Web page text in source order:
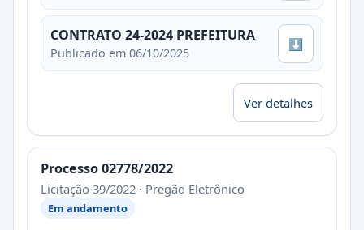
CONTRATO 24-2024 PREFEITURA
Publicado em 06/10/2025
⬇
Ver detalhes
Processo 02778/2022
Licitação 39/2022 · Pregão Eletrônico
Em andamento